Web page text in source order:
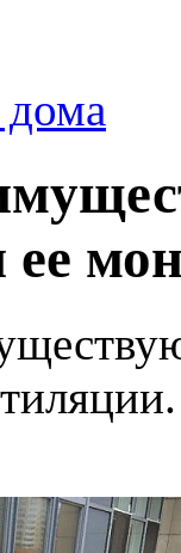
дома
ее